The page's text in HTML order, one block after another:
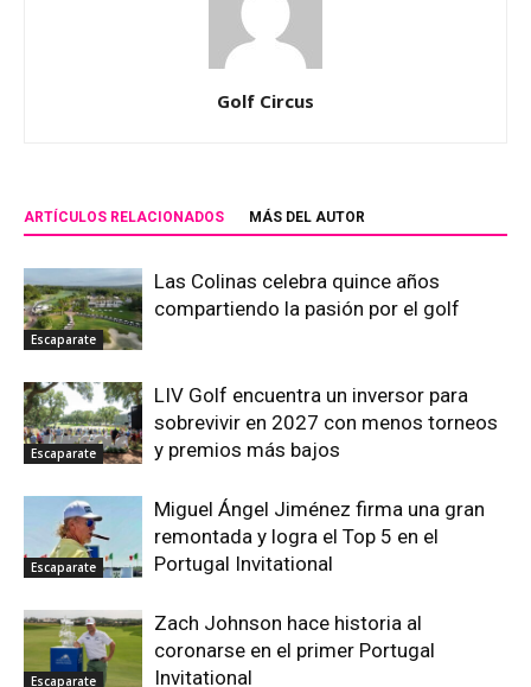
Golf Circus
ARTÍCULOS RELACIONADOS MÁS DEL AUTOR
Escaparate
Las Colinas celebra quince años
compartiendo la pasión por el golf
Escaparate
LIV Golf encuentra un inversor para
sobrevivir en 2027 con menos torneos
y premios más bajos
Escaparate
Miguel Ángel Jiménez firma una gran
remontada y logra el Top 5 en el
Portugal Invitational
Escaparate
Zach Johnson hace historia al
coronarse en el primer Portugal
Invitational